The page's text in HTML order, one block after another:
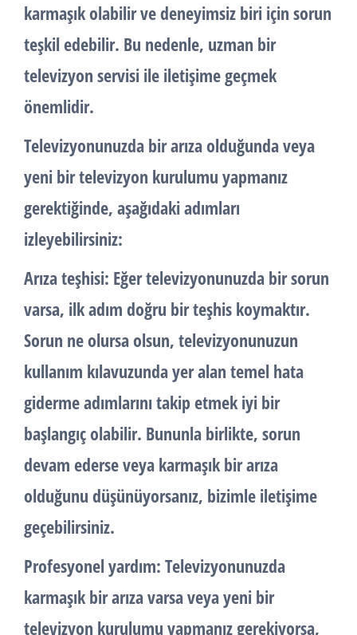
karmaşık olabilir ve deneyimsiz biri için sorun
teşkil edebilir. Bu nedenle, uzman bir
televizyon servisi ile iletişime geçmek
önemlidir.
Televizyonunuzda bir arıza olduğunda veya
yeni bir televizyon kurulumu yapmanız
gerektiğinde, aşağıdaki adımları
izleyebilirsiniz:
Arıza teşhisi: Eğer televizyonunuzda bir sorun
varsa, ilk adım doğru bir teşhis koymaktır.
Sorun ne olursa olsun, televizyonunuzun
kullanım kılavuzunda yer alan temel hata
giderme adımlarını takip etmek iyi bir
başlangıç olabilir. Bununla birlikte, sorun
devam ederse veya karmaşık bir arıza
olduğunu düşünüyorsanız, bizimle iletişime
geçebilirsiniz.
Profesyonel yardım: Televizyonunuzda
karmaşık bir arıza varsa veya yeni bir
televizyon kurulumu yapmanız gerekiyorsa,